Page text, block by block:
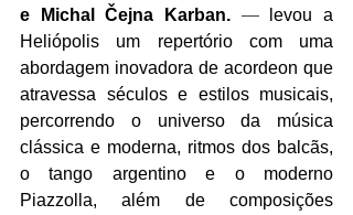
e Michal Čejna Karban. — levou a
Heliópolis um repertório com uma
abordagem inovadora de acordeon que
atravessa séculos e estilos musicais,
percorrendo o universo da música
clássica e moderna, ritmos dos balcãs,
o tango argentino e o moderno
Piazzolla, além de composições